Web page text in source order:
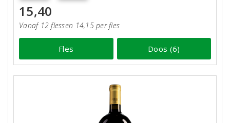
15,40
Vanaf 12 flessen 14,15 per fles
Fles Doos (6)